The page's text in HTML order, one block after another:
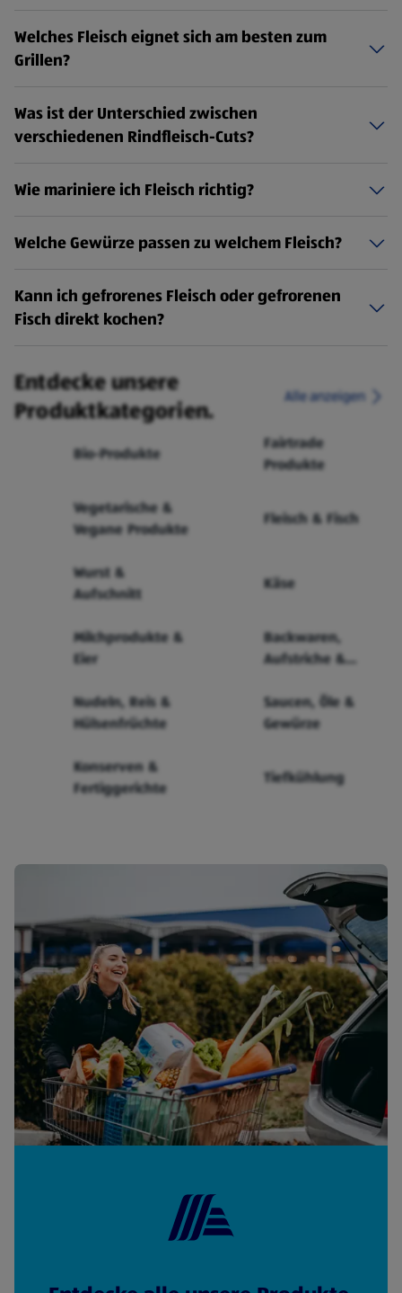
Welches Fleisch eignet sich am besten zum
Grillen?
Was ist der Unterschied zwischen
verschiedenen Rindfleisch-Cuts?
Wie mariniere ich Fleisch richtig?
Welche Gewürze passen zu welchem Fleisch?
Kann ich gefrorenes Fleisch oder gefrorenen
Fisch direkt kochen?
Entdecke unsere
Produktkategorien.
Alle anzeigen
Bio-Produkte
Fairtrade
Produkte
Vegetarische &
Vegane Produkte
Fleisch & Fisch
Wurst &
Aufschnitt
Käse
Milchprodukte &
Eier
Backwaren,
Aufstriche &
Nudeln, Reis &
Hülsenfrüchte
Saucen, Öle &
Gewürze
Konserven &
Fertiggerichte
Tiefkühlung